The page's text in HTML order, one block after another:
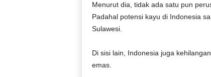
Menurut dia, tidak ada satu pun
Padahal potensi kayu di Indonesia
Sulawesi.
Di sisi lain, Indonesia juga
emas.